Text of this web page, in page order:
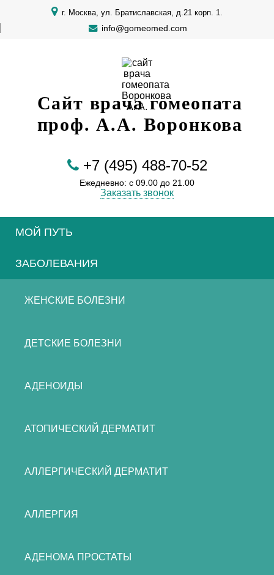
г. Москва, ул. Братиславская, д.21 корп. 1.
info@gomeomed.com
Сайт врача гомеопата
проф. А.А. Воронкова
+7 (495) 488-70-52
Ежедневно: с 09.00 до 21.00
Заказать звонок
МОЙ ПУТЬ
ЗАБОЛЕВАНИЯ
ЖЕНСКИЕ БОЛЕЗНИ
ДЕТСКИЕ БОЛЕЗНИ
АДЕНОИДЫ
АТОПИЧЕСКИЙ ДЕРМАТИТ
АЛЛЕРГИЧЕСКИЙ ДЕРМАТИТ
АЛЛЕРГИЯ
АДЕНОМА ПРОСТАТЫ